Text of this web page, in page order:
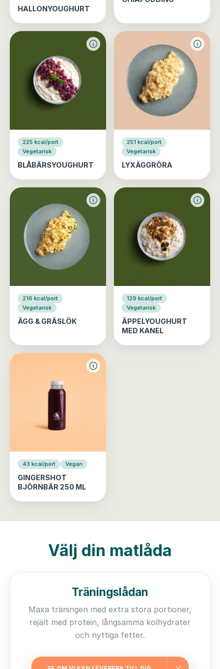
HALLONYOUGHURT
225 kcal/port
Vegetarisk
BLÅBÄRSYOUGHURT
251 kcal/port
Vegetarisk
LYXÄGGRÖRA
216 kcal/port
Vegetarisk
ÄGG & GRÄSLÖK
129 kcal/port
Vegetarisk
ÄPPELYOUGHURT
MED KANEL
43 kcal/port Vegan
GINGERSHOT
BJÖRNBÄR 250 ML
Välj din matlåda
Träningslådan
Maxa träningen med extra stora portioner,
rejält med protein, långsamma kolhydrater
och nyttiga fetter.
från 745 kr/vecka